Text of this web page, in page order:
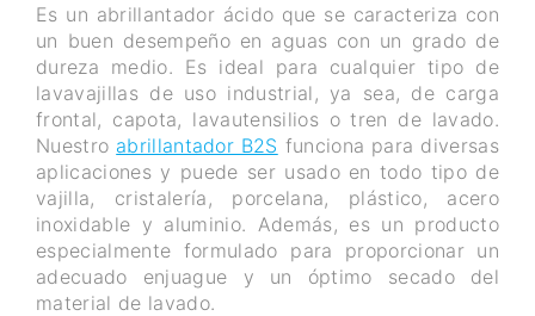
Es un abrillantador ácido que se caracteriza con
un buen desempeño en aguas con un grado de
dureza medio. Es ideal para cualquier tipo de
lavavajillas de uso industrial, ya sea, de carga
frontal, capota, lavautensilios o tren de lavado.
Nuestro abrillantador B2S funciona para diversas
aplicaciones y puede ser usado en todo tipo de
vajilla, cristalería, porcelana, plástico, acero
inoxidable y aluminio. Además, es un producto
especialmente formulado para proporcionar un
adecuado enjuague y un óptimo secado del
material de lavado.